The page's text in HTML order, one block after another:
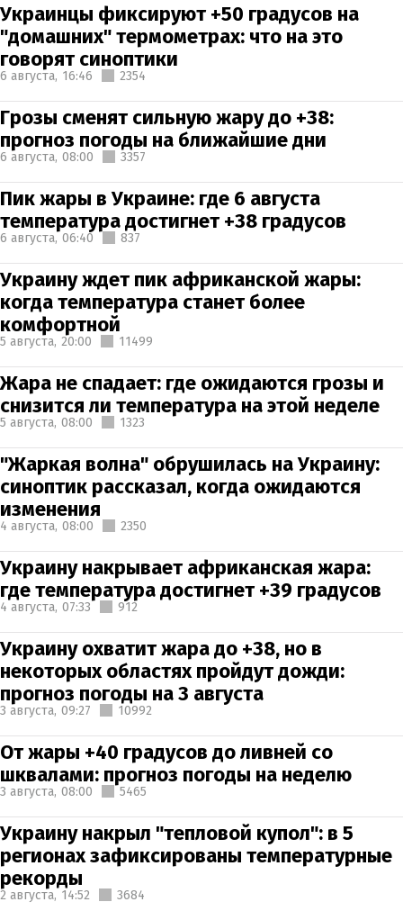
Украинцы фиксируют +50 градусов на
"домашних" термометрах: что на это
говорят синоптики
6 августа, 16:46 2354
Грозы сменят сильную жару до +38:
прогноз погоды на ближайшие дни
6 августа, 08:00 3357
Пик жары в Украине: где 6 августа
температура достигнет +38 градусов
6 августа, 06:40 837
Украину ждет пик африканской жары:
когда температура станет более
комфортной
5 августа, 20:00 11499
Жара не спадает: где ожидаются грозы и
снизится ли температура на этой неделе
5 августа, 08:00 1323
"Жаркая волна" обрушилась на Украину:
синоптик рассказал, когда ожидаются
изменения
4 августа, 08:00 2350
Украину накрывает африканская жара:
где температура достигнет +39 градусов
4 августа, 07:33 912
Украину охватит жара до +38, но в
некоторых областях пройдут дожди:
прогноз погоды на 3 августа
3 августа, 09:27 10992
От жары +40 градусов до ливней со
шквалами: прогноз погоды на неделю
3 августа, 08:00 5465
Украину накрыл "тепловой купол": в 5
регионах зафиксированы температурные
рекорды
2 августа, 14:52 3684